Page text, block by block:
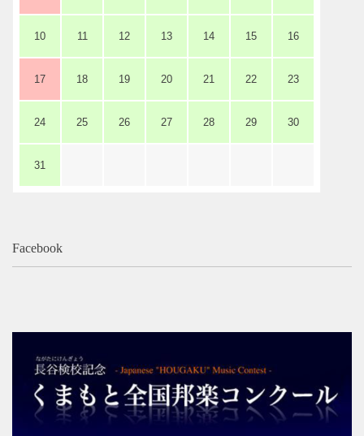
10 11 12 13 14 15 16
17 18 19 20 21 22 23
24 25 26 27 28 29 30
31
Facebook